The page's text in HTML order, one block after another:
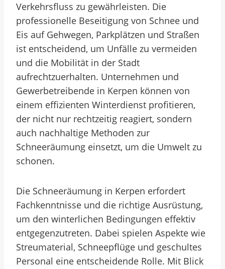
Verkehrsfluss zu gewährleisten. Die
professionelle Beseitigung von Schnee und
Eis auf Gehwegen, Parkplätzen und Straßen
ist entscheidend, um Unfälle zu vermeiden
und die Mobilität in der Stadt
aufrechtzuerhalten. Unternehmen und
Gewerbetreibende in Kerpen können von
einem effizienten Winterdienst profitieren,
der nicht nur rechtzeitig reagiert, sondern
auch nachhaltige Methoden zur
Schneeräumung einsetzt, um die Umwelt zu
schonen.
Die Schneeräumung in Kerpen erfordert
Fachkenntnisse und die richtige Ausrüstung,
um den winterlichen Bedingungen effektiv
entgegenzutreten. Dabei spielen Aspekte wie
Streumaterial, Schneepflüge und geschultes
Personal eine entscheidende Rolle. Mit Blick